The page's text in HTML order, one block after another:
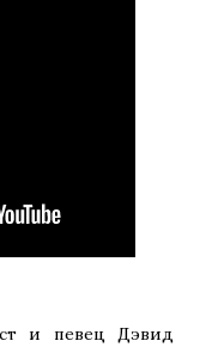
и певец Дэвид